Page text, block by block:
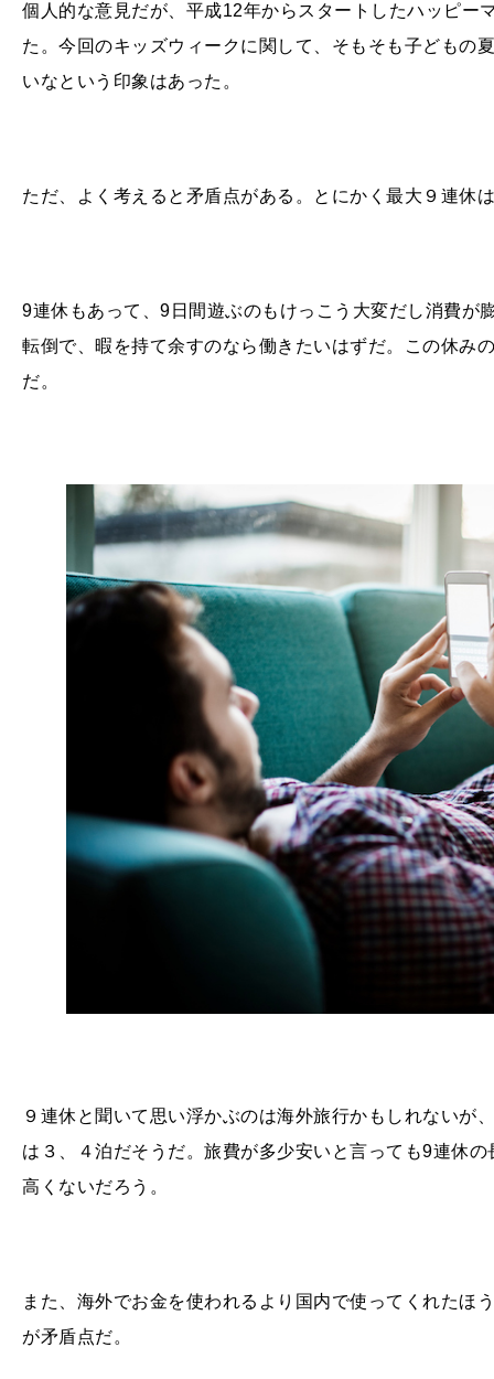
個人的な意見だが、平成12年からスタートしたハッピー
た。今回のキッズウィークに関して、そもそも子どもの
いなという印象はあった。
ただ、よく考えると矛盾点がある。とにかく最大９連休
9連休もあって、 9 日間遊ぶのもけっこう大変だし消費が
転倒で、暇を持て余すのなら働きたいはずだ。この休み
だ。
９連休と聞いて思い浮かぶのは海外旅行かもしれないが
は３、４泊だそうだ。旅費が多少安いと言っても9連休の
高くないだろう。
また、海外でお金を使われるより国内で使ってくれた
が矛盾点だ。